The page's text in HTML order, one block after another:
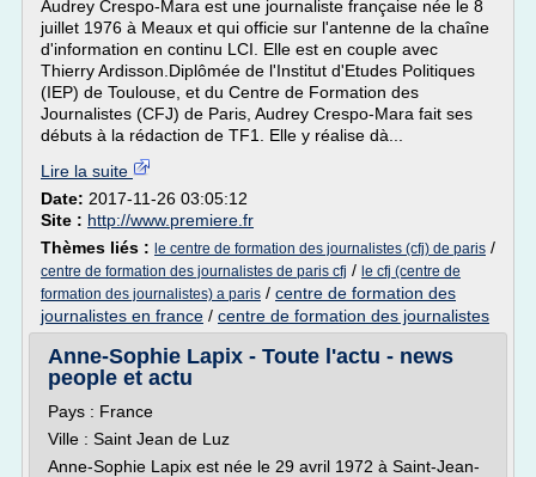
Audrey Crespo-Mara est une journaliste française née le 8
juillet 1976 à Meaux et qui officie sur l'antenne de la chaîne
d'information en continu LCI. Elle est en couple avec
Thierry Ardisson.Diplômée de l'Institut d'Etudes Politiques
(IEP) de Toulouse, et du Centre de Formation des
Journalistes (CFJ) de Paris, Audrey Crespo-Mara fait ses
débuts à la rédaction de TF1. Elle y réalise dà...
Lire la suite
Date: 2017-11-26 03:05:12
Site : http://www.premiere.fr
Thèmes liés : le centre de formation des journalistes (cfj) de paris /
centre de formation des journalistes de paris cfj / le cfj (centre de
formation des journalistes) a paris / centre de formation des
journalistes en france / centre de formation des journalistes
Anne-Sophie Lapix - Toute l'actu - news
people et actu
Pays : France
Ville : Saint Jean de Luz
Anne-Sophie Lapix est née le 29 avril 1972 à Saint-Jean-